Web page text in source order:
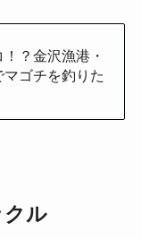
？金沢漁港・
ゴチを釣りた
クル